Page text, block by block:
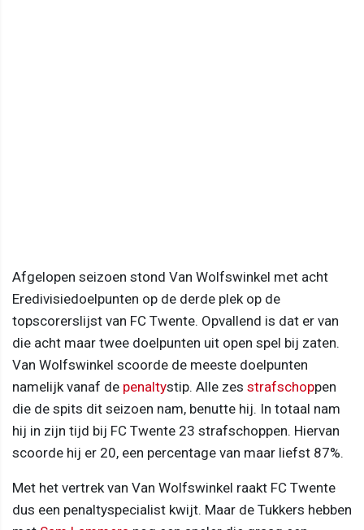
Afgelopen seizoen stond Van Wolfswinkel met acht
Eredivisiedoelpunten op de derde plek op de
topscorerslijst van FC Twente. Opvallend is dat er van
die acht maar twee doelpunten uit open spel bij zaten.
Van Wolfswinkel scoorde de meeste doelpunten
namelijk vanaf de penaltystip. Alle zes strafschoppen
die de spits dit seizoen nam, benutte hij. In totaal nam
hij in zijn tijd bij FC Twente 23 strafschoppen. Hiervan
scoorde hij er 20, een percentage van maar liefst 87%.
Met het vertrek van Van Wolfswinkel raakt FC Twente
dus een penaltyspecialist kwijt. Maar de Tukkers hebben